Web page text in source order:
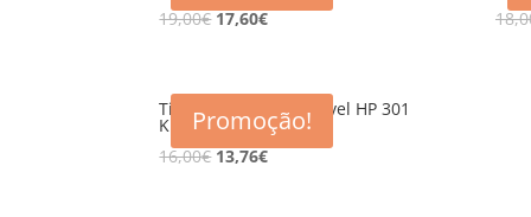
19,00€ 17,60€
Promoção!
Tinteiro TOP Compativel HP 301
K Preto 6ml
16,00€ 13,76€